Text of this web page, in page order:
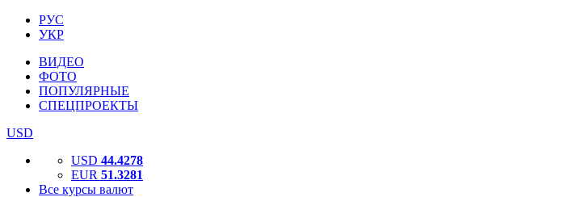
РУС
УКР
ВИДЕО
ФОТО
ПОПУЛЯРНЫЕ
СПЕЦПРОЕКТЫ
USD
USD 44.4278
EUR 51.3281
Все курсы валют